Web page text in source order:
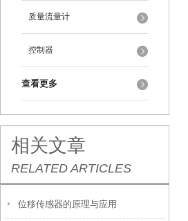
质量流量计
控制器
查看更多
相关文章
RELATED ARTICLES
位移传感器的原理与应用